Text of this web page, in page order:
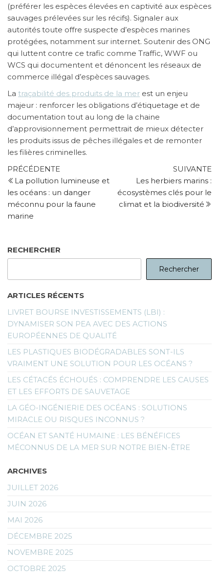
(préférer les espèces élevées en captivité aux espèces
sauvages prélevées sur les récifs). Signaler aux
autorités toute offre suspecte d’espèces marines
protégées, notamment sur internet. Soutenir des ONG
qui luttent contre ce trafic comme Traffic, WWF ou
WCS qui documentent et dénoncent les réseaux de
commerce illégal d’espèces sauvages.
La traçabilité des produits de la mer est un enjeu
majeur : renforcer les obligations d’étiquetage et de
documentation tout au long de la chaine
d’approvisionnement permettrait de mieux détecter
les produits issus de pêches illégales et de remonter
les filières criminelles.
Navigation
de
l’article
Article
précédent
PRÉCÉDENTE
La pollution lumineuse et
les océans : un danger
méconnu pour la faune
marine
SUIVANTE
Les herbiers marins :
écosystèmes clés pour le
climat et la biodiversité
RECHERCHER
Rechercher
ARTICLES RÉCENTS
LIVRET BOURSE INVESTISSEMENTS (LBI) :
DYNAMISER SON PEA AVEC DES ACTIONS
EUROPÉENNES DE QUALITÉ
LES PLASTIQUES BIODÉGRADABLES SONT-ILS
VRAIMENT UNE SOLUTION POUR LES OCÉANS ?
LES CÉTACÉS ÉCHOUÉS : COMPRENDRE LES CAUSES
ET LES EFFORTS DE SAUVETAGE
LA GÉO-INGÉNIERIE DES OCÉANS : SOLUTIONS
MIRACLE OU RISQUES INCONNUS ?
OCÉAN ET SANTÉ HUMAINE : LES BÉNÉFICES
MÉCONNUS DE LA MER SUR NOTRE BIEN-ÊTRE
ARCHIVES
JUILLET 2026
JUIN 2026
MAI 2026
DÉCEMBRE 2025
NOVEMBRE 2025
OCTOBRE 2025